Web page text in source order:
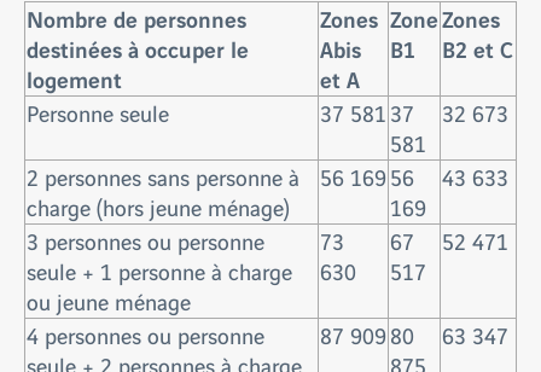
Nombre de personnes
destinées à occuper le
logement
Zones
Abis
et A
Zone
B1
Zones
B2 et C
Personne seule 37 58137
581
32 673
2 personnes sans personne à
charge (hors jeune ménage)
56 16956
169
43 633
3 personnes ou personne
seule + 1 personne à charge
ou jeune ménage
73
630
67
517
52 471
4 personnes ou personne
seule + 2 personnes à charge
87 90980
875
63 347